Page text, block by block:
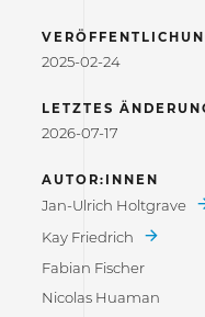
2025-02-24
LETZTES
2026-07-17
AUTOR:INNEN
Jan-Ulrich Holtgrave
Kay Friedrich
Fabian Fischer
Nicolas Huaman